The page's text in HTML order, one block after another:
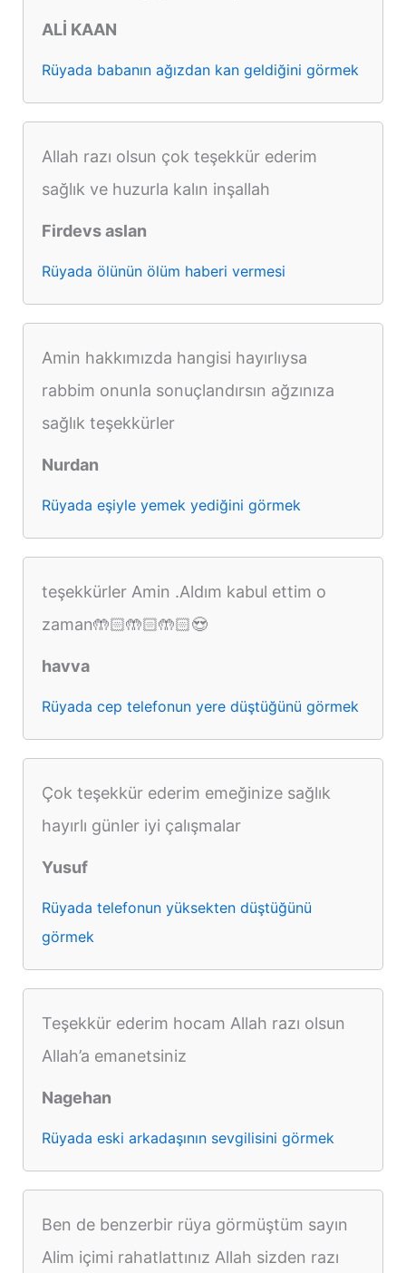
ALİ KAAN
Rüyada babanın ağızdan kan geldiğini görmek
Allah razı olsun çok teşekkür ederim
sağlık ve huzurla kalın inşallah
Firdevs aslan
Rüyada ölünün ölüm haberi vermesi
Amin hakkımızda hangisi hayırlıysa
rabbim onunla sonuçlandırsın ağzınıza
sağlık teşekkürler
Nurdan
Rüyada eşiyle yemek yediğini görmek
teşekkürler Amin .Aldım kabul ettim o
zaman🤲🏻🤲🏻🤲🏻😍
havva
Rüyada cep telefonun yere düştüğünü görmek
Çok teşekkür ederim emeğinize sağlık
hayırlı günler iyi çalışmalar
Yusuf
Rüyada telefonun yüksekten düştüğünü
görmek
Teşekkür ederim hocam Allah razı olsun
Allah’a emanetsiniz
Nagehan
Rüyada eski arkadaşının sevgilisini görmek
Ben de benzerbir rüya görmüştüm sayın
Alim içimi rahatlattınız Allah sizden razı